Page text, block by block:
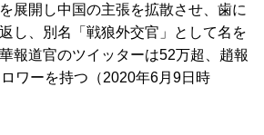
展開し中国の主張を拡散させ、歯に
し、別名「戦狼外交官」として名を
報道官のツイッターは52万超、趙報
ワーを持つ（2020年6月9日時